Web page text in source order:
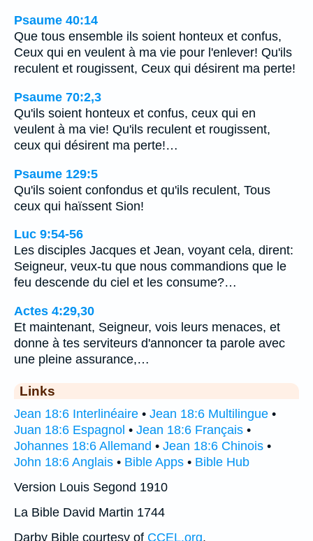
Psaume 40:14
Que tous ensemble ils soient honteux et confus,
Ceux qui en veulent à ma vie pour l'enlever! Qu'ils
reculent et rougissent, Ceux qui désirent ma perte!
Psaume 70:2,3
Qu'ils soient honteux et confus, ceux qui en
veulent à ma vie! Qu'ils reculent et rougissent,
ceux qui désirent ma perte!…
Psaume 129:5
Qu'ils soient confondus et qu'ils reculent, Tous
ceux qui haïssent Sion!
Luc 9:54-56
Les disciples Jacques et Jean, voyant cela, dirent:
Seigneur, veux-tu que nous commandions que le
feu descende du ciel et les consume?…
Actes 4:29,30
Et maintenant, Seigneur, vois leurs menaces, et
donne à tes serviteurs d'annoncer ta parole avec
une pleine assurance,…
Links
Jean 18:6 Interlinéaire • Jean 18:6 Multilingue •
Juan 18:6 Espagnol • Jean 18:6 Français •
Johannes 18:6 Allemand • Jean 18:6 Chinois •
John 18:6 Anglais • Bible Apps • Bible Hub
Version Louis Segond 1910
La Bible David Martin 1744
Darby Bible courtesy of CCEL.org.